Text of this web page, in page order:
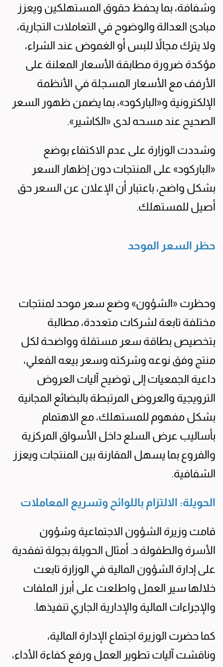
وشفافة، بما يحفظ حقوق المستهلكين ويعزز
مبادئ العدالة والوضوح في التعاملات التجارية،
ولا يترك مجالاً للبس أو الغموض عند الشراء،
مؤكدة ضرورة مطابقة الأسعار المعلنة على
الأرفف مع الأسعار المسجلة في الأنظمة
الإلكترونية و«الباركود»، بما يضمن ظهور السعر
الصحيح عند مسحه لدى «الكاشير».
وشددت الوزارة على عدم الاكتفاء بوضع
«الباركود» على المنتجات دون إظهار السعر
بشكل واضح، باعتبار أن الإعلان عن السعر حق
أصيل للمستهلك.
حظر السعر الموحد
وحظرت «الشؤون» وضع سعر موحد لمنتجات
مختلفة تابعة لشركات متعددة، مطالبة
بتخصيص بطاقة سعر مستقلة وواضحة لكل
منتج وفق نوعه وشركته وسعر بيعه الفعلي،
داعية الجمعيات إلى توضيح آليات العروض
الترويجية والعروض المرتبطة بالبضائع المجانية
بشكل مفهوم للمستهلك، مع الاهتمام
بأساليب عرض السلع داخل الأسواق المركزية
والفروع بما يسهل المقارنة بين المنتجات ويعزز
الشفافية.
الحويلة: الالتزام باللوائح وتسريع المعاملات
قامت وزيرة الشؤون الاجتماعية وشؤون
الأسرة والطفولة د. أمثال الحويلة بجولة تفقدية
على إدارة الشؤون المالية في الوزارة تابعت
خلالها سير العمل واطلعت على أبرز الملفات
والإجراءات المالية والإدارية الجاري تنفيذها.
كما حضرت الوزيرة اجتماع الإدارة المالية،
وناقشت آليات تطوير العمل ورفع كفاءة الأداء،